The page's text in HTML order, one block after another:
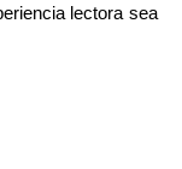
lectora sea